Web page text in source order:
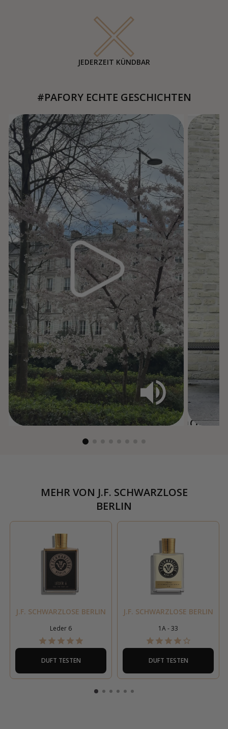
JEDERZEIT KÜNDBAR
#PAFORY ECHTE GESCHICHTEN
MEHR VON J.F. SCHWARZLOSE
BERLIN
J.F. SCHWARZLOSE BERLIN
Leder 6
DUFT TESTEN
J.F. SCHWARZLOSE BERLIN
1A - 33
DUFT TESTEN